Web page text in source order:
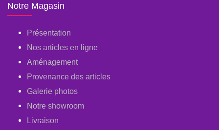
Notre Magasin
Présentation
Nos articles en ligne
Aménagement
Provenance des articles
Galerie photos
Notre showroom
Livraison